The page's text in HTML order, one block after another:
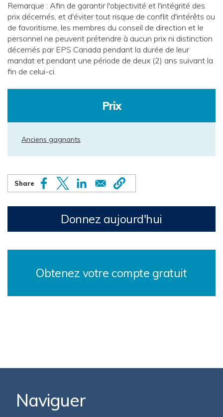
Remarque : Afin de garantir l'objectivité et l'intégrité des
prix décernés, et d'éviter tout risque de conflit d'intérêts ou
de favoritisme, les membres du conseil de direction et le
personnel ne peuvent prétendre à aucun prix ni distinction
décernés par EPS Canada pendant la durée de leur
mandat et pendant une période de deux (2) ans suivant la
fin de celui-ci.
Prix
Anciens gagnants
Donnez aujourd'hui
Obtenez votre compte gratuit
Naviguer